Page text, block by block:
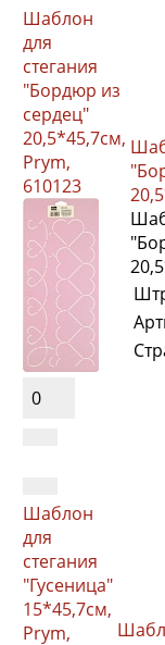
Шаблон
для
стегания
"Бордюр из
сердец"
20,5*45,7см,
Prym,
610123
0
Шаблон
для
стегания
"Гусеница"
15*45,7см,
Prym,